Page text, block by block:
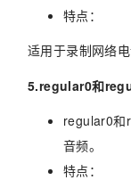
特点：
适用于录制网络
5.regular0和
regular0和
音频。
特点：